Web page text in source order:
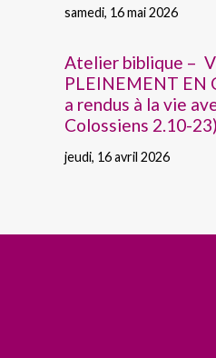
samedi, 16 mai 2026
Atelier biblique –
PLEINEMENT EN
a rendus à la vie
Colossiens 2.10-23)
jeudi, 16 avril 2026